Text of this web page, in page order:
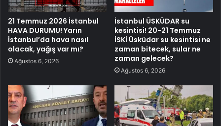
21 Temmuz 2026 İstanbul
HAVA DURUMU! Yarın
İstanbul’da hava nasıl
olacak, yağış var mı?
Ağustos 6, 2026
İstanbul ÜSKÜDAR su
kesintisi! 20-21 Temmuz
İSKİ Üsküdar su kesintisi ne
zaman bitecek, sular ne
zaman gelecek?
Ağustos 6, 2026